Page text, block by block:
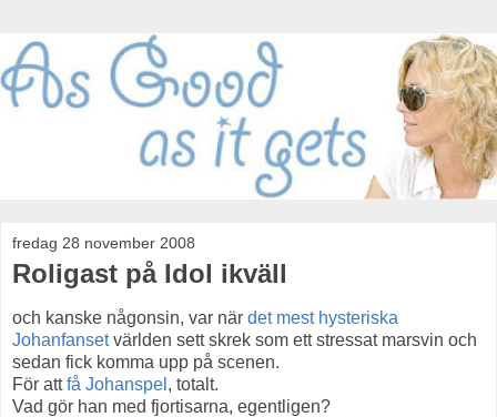
fredag 28 november 2008
Roligast på Idol ikväll
och kanske någonsin, var när det mest hysteriska
Johanfansetvärlden sett skrek som ett stressat marsvin och
sedan fick komma upp på scenen.
För attfå Johanspel , totalt.
Vad gör han med fjortisarna, egentligen?